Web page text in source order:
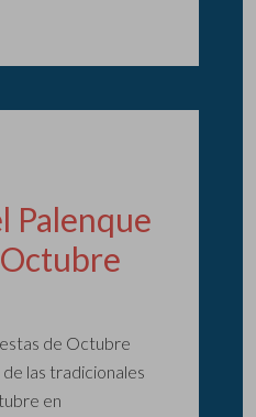
Palenque
de Octubre
las tradicionales
en